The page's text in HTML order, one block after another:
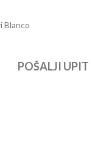
Blanco
POŠALJI UPIT